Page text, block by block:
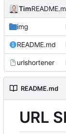
Tim
img
README.md
urlshortener
README.md
URL